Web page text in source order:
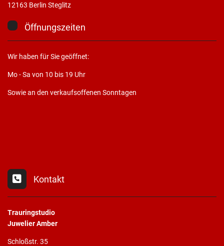
12163 Berlin Steglitz
Öffnungszeiten
Wir haben für Sie geöffnet:
Mo - Sa von 10 bis 19 Uhr
Sowie an den verkaufsoffenen Sonntagen
Kontakt
Trauringstudio
Juwelier Amber
Schloßstr. 35